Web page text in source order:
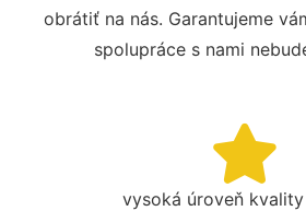
obrátiť na nás. Garantujeme
spolupráce s nami
vysoká úroveň